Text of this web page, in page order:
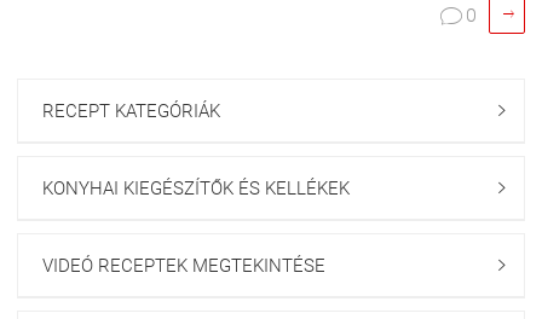
 0 
RECEPT KATEGÓRIÁK 
KONYHAI KIEGÉSZÍTŐK ÉS KELLÉKEK 
VIDEÓ RECEPTEK MEGTEKINTÉSE 